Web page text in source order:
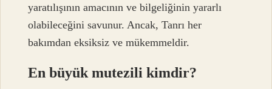
yaratılışının amacının ve bilgeliğinin yararlı
olabileceğini savunur. Ancak, Tanrı her
bakımdan eksiksiz ve mükemmeldir.
En büyük mutezili kimdir?